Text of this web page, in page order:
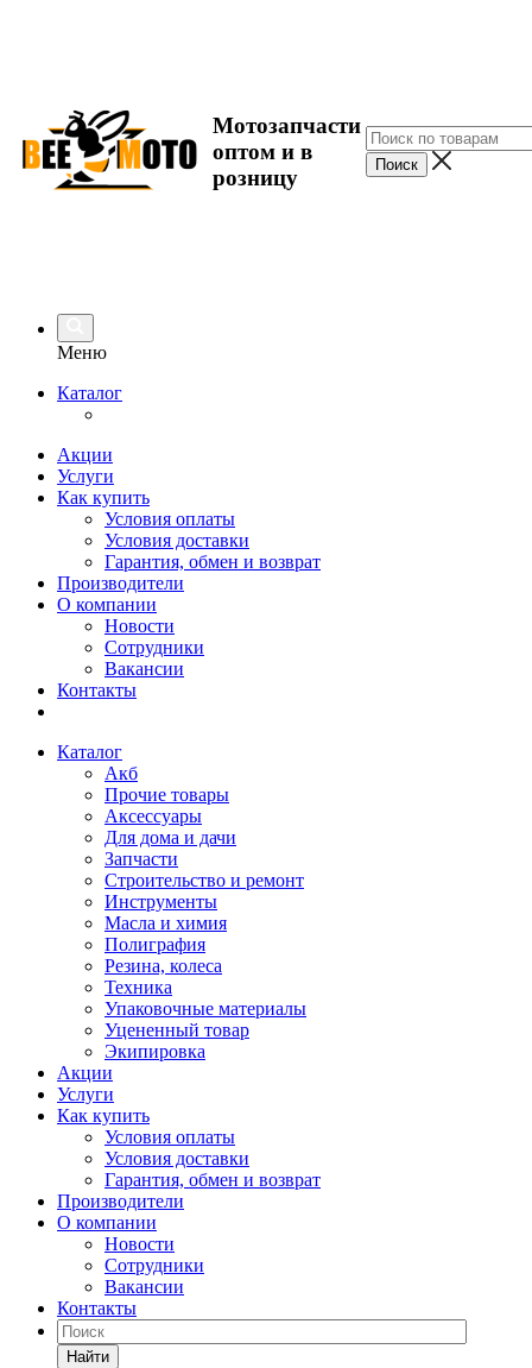
Мотозапчасти
оптом и в
розницу
Меню
Каталог
Акции
Услуги
Как купить
Условия оплаты
Условия доставки
Гарантия, обмен и возврат
Производители
О компании
Новости
Сотрудники
Вакансии
Контакты
Каталог
Акб
Прочие товары
Аксессуары
Для дома и дачи
Запчасти
Строительство и ремонт
Инструменты
Масла и химия
Полиграфия
Резина, колеса
Техника
Упаковочные материалы
Уцененный товар
Экипировка
Акции
Услуги
Как купить
Условия оплаты
Условия доставки
Гарантия, обмен и возврат
Производители
О компании
Новости
Сотрудники
Вакансии
Контакты
Найти